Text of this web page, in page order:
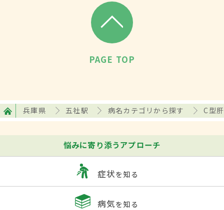
PAGE TOP
兵庫県 五社駅 病名カテゴリから探す C型
悩みに寄り添うアプローチ
症状を知る
病気を知る